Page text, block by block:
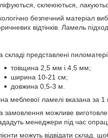
склеюються,
безпечний матеріал
відтінків. Ламель
складі представлені
товщина 2,5 мм і 4,5 мм;
ширина 10-21 см;
довжина 0,5-3 м.
меблевої ламелі вказана за 1
замовлення можливе
менеджери під час
можуть відвідати склад,